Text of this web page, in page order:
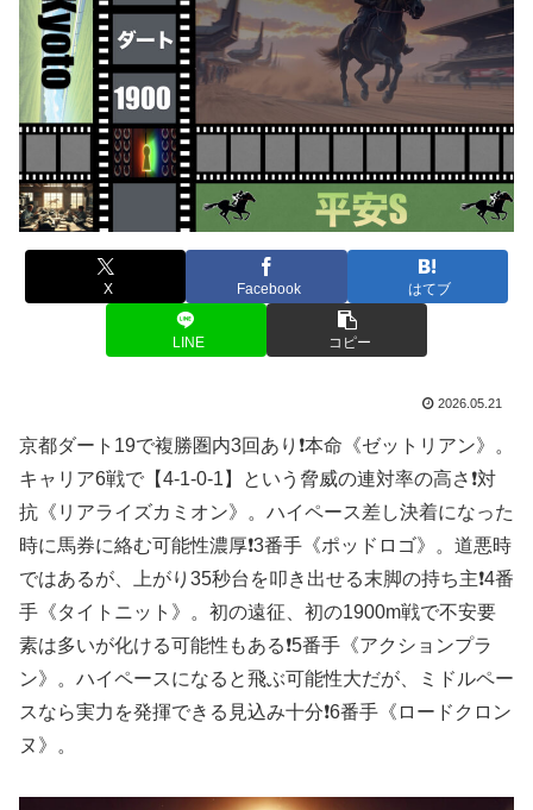
X Facebook はてブ
LINE コピー
2026.05.21
京都ダート19で複勝圏内3回あり❗️本命《ゼットリアン》。
キャリア6戦で【4-1-0-1】という脅威の連対率の高さ❗️対
抗《リアライズカミオン》。ハイペース差し決着になった
時に馬券に絡む可能性濃厚❗️3番手《ポッドロゴ》。道悪時
ではあるが、上がり35秒台を叩き出せる末脚の持ち主❗️4番
手《タイトニット》。初の遠征、初の1900m戦で不安要
素は多いが化ける可能性もある❗️5番手《アクションプラ
ン》。ハイペースになると飛ぶ可能性大だが、ミドルペー
スなら実力を発揮できる見込み十分❗️6番手《ロードクロン
ヌ》。